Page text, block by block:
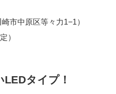
市中原区等々力1−1）
）
タイプ！